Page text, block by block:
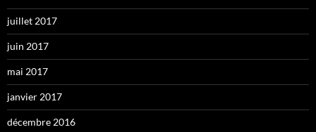
juillet 2017
juin 2017
mai 2017
janvier 2017
décembre 2016